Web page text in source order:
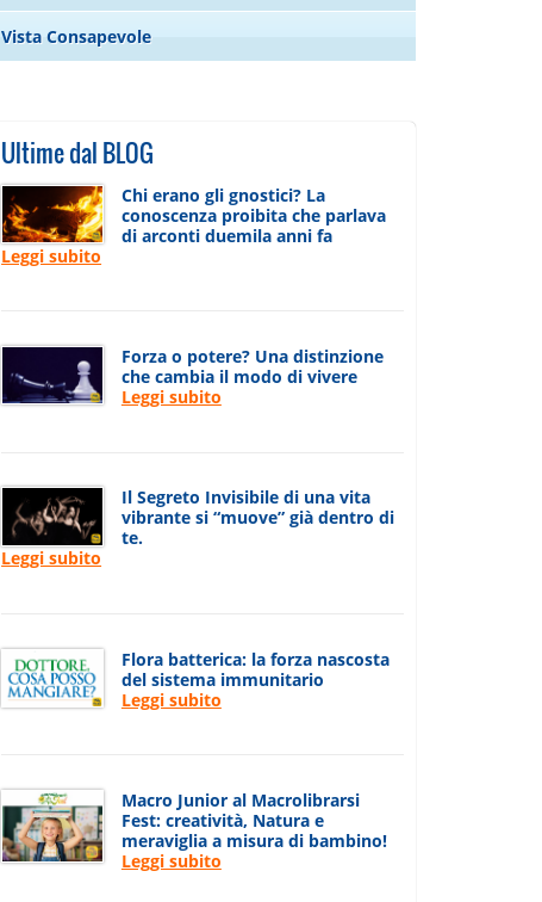
Vista Consapevole
Ultime dal BLOG
Chi erano gli gnostici? La
conoscenza proibita che parlava
di arconti duemila anni fa
Leggi subito
Forza o potere? Una distinzione
che cambia il modo di vivere
Leggi subito
Il Segreto Invisibile di una vita
vibrante si “muove” già dentro di
te.
Leggi subito
Flora batterica: la forza nascosta
del sistema immunitario
Leggi subito
Macro Junior al Macrolibrarsi
Fest: creatività, Natura e
meraviglia a misura di bambino!
Leggi subito